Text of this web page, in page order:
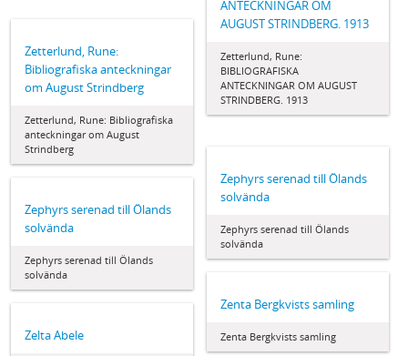
ANTECKNINGAR OM
AUGUST STRINDBERG. 1913
Zetterlund, Rune:
BIBLIOGRAFISKA
ANTECKNINGAR OM AUGUST
STRINDBERG. 1913
Zetterlund, Rune:
Bibliografiska anteckningar
om August Strindberg
Zetterlund, Rune: Bibliografiska
anteckningar om August
Strindberg
Zephyrs serenad till Ölands
solvända
Zephyrs serenad till Ölands
solvända
Zephyrs serenad till Ölands
solvända
Zephyrs serenad till Ölands
solvända
Zenta Bergkvists samling
Zenta Bergkvists samling
Zelta Abele